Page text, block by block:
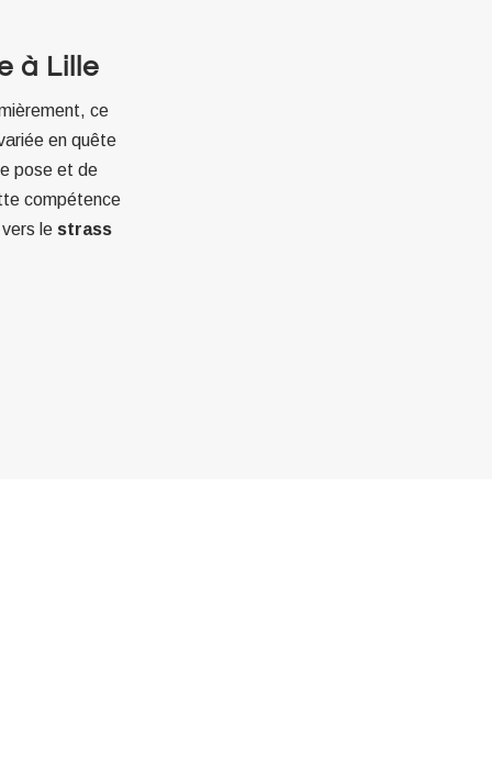
à Lille
ce
en quête
pose et de
compétence
le strass